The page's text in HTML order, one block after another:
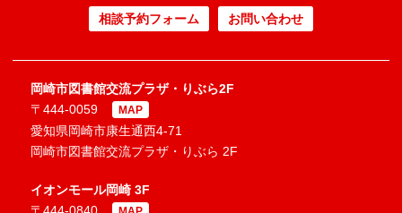
相談予約フォーム お問い合わせ
岡崎市図書館交流プラザ・りぶら2F
〒444-0059
MAP
愛知県岡崎市康生通西4-71
岡崎市図書館交流プラザ・りぶら 2F
イオンモール岡崎 3F
〒444-0840